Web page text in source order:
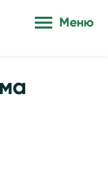
Меню